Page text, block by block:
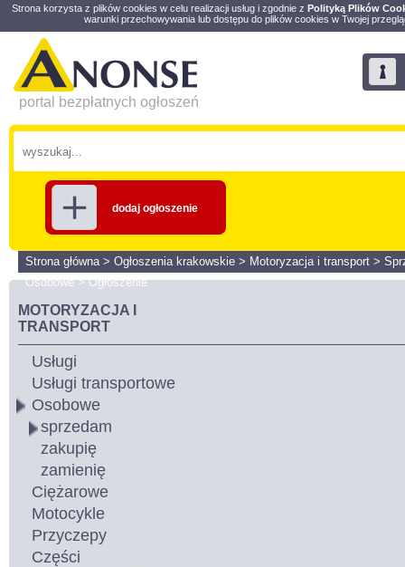
Strona korzysta z plików cookies w celu realizacji usług i zgodnie z Polityką Plików
warunki przechowywania lub dostępu do plików cookies w Twojej
portal bezpłatnych ogłoszeń
dodaj ogłoszenie
Strona główna> Ogłoszenia krakowskie > Motoryzacja i transport >
Osobowe>Ogłoszenie
MOTORYZACJA I
TRANSPORT
Usługi
Usługi transportowe
Osobowe
sprzedam
zakupię
zamienię
Ciężarowe
Motocykle
Przyczepy
Części